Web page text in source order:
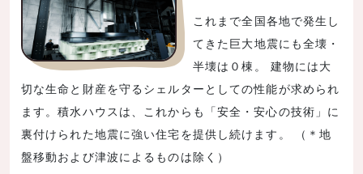
これまで全国各地で発生し
てきた巨大地震にも全壊・
半壊は０棟。 建物には大
切な生命と財産を守るシェルターとしての性能が求められ
ます。積水ハウスは、これからも「安全・安心の技術」に
裏付けられた地震に強い住宅を提供し続けます。 （＊地
盤移動および津波によるものは除く）